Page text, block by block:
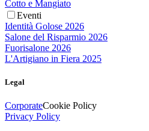
Cotto e Mangiato
Eventi
Identità Golose 2026
Salone del Risparmio 2026
Fuorisalone 2026
L'Artigiano in Fiera 2025
Legal
CorporateCookie Policy
Privacy Policy